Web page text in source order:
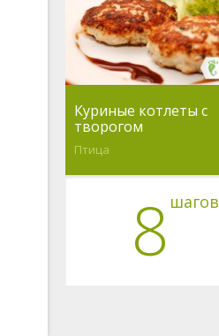
Куриные котлеты с
творогом
Птица
8 шагов